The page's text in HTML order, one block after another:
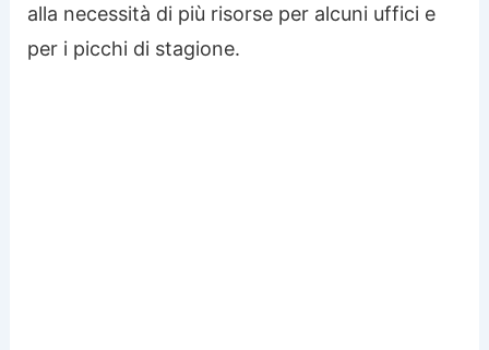
alla necessità di più risorse per alcuni uffici e
per i picchi di stagione.